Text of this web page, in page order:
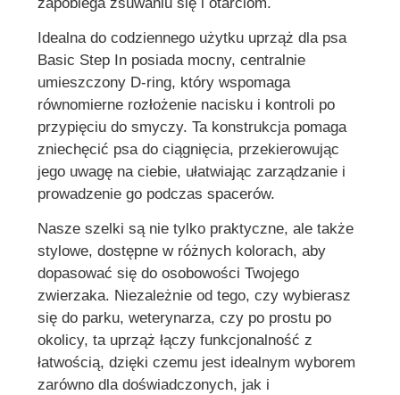
Idealna do codziennego użytku uprząż dla psa
Basic Step In posiada mocny, centralnie
umieszczony D-ring, który wspomaga
równomierne rozłożenie nacisku i kontroli po
przypięciu do smyczy. Ta konstrukcja pomaga
zniechęcić psa do ciągnięcia, przekierowując
jego uwagę na ciebie, ułatwiając zarządzanie i
prowadzenie go podczas spacerów.
Nasze szelki są nie tylko praktyczne, ale także
stylowe, dostępne w różnych kolorach, aby
dopasować się do osobowości Twojego
zwierzaka. Niezależnie od tego, czy wybierasz
się do parku, weterynarza, czy po prostu po
okolicy, ta uprząż łączy funkcjonalność z
łatwością, dzięki czemu jest idealnym wyborem
zarówno dla doświadczonych, jak i